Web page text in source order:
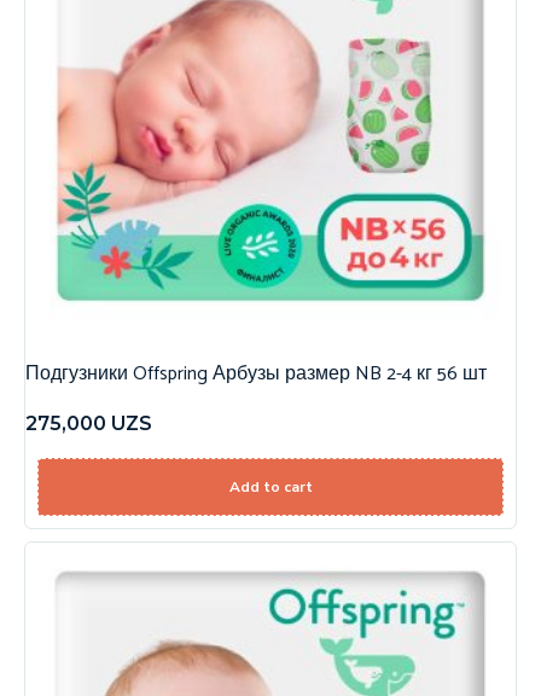
Подгузники Offspring Арбузы размер NB 2-4 кг 56 шт
275,000 UZS
Add to cart